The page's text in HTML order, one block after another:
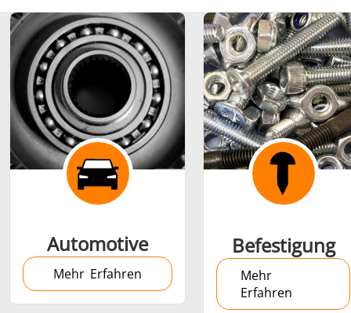
Schrumpfverbindung
Generator mit
Controller
Automotive
Mehr Erfahren
Befestigung
Mehr
Erfahren